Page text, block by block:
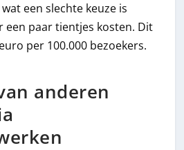
een slechte keuze is
een paar tientjes kosten. Dit
per 100.000 bezoekers.
anderen